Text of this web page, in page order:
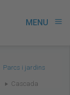
MENU menu
Parcs i jardins
Cascada